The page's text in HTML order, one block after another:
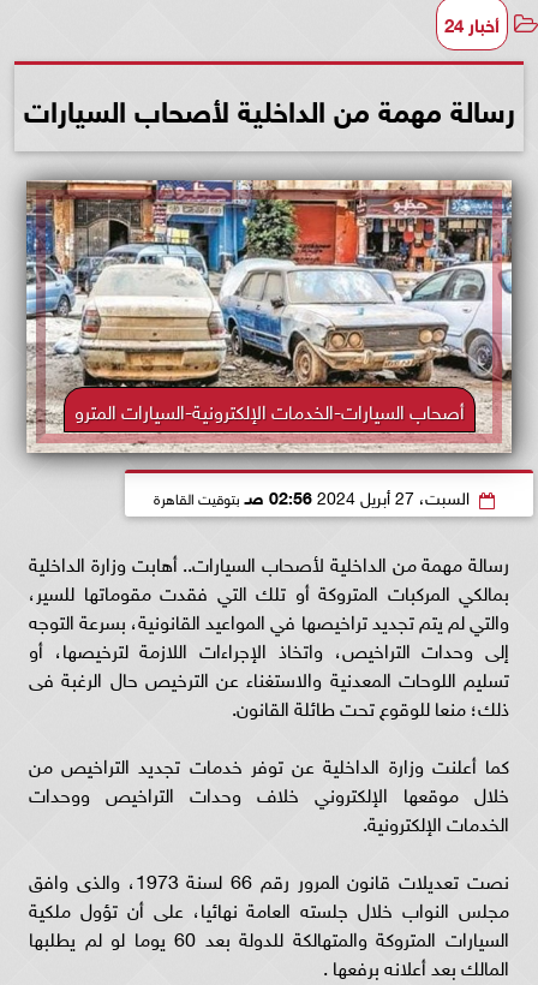
أخبار 24
رسالة مهمة من الداخلية لأصحاب السيارات
أصحاب السيارات-الخدمات الإلكترونية-السيارات المترو
السبت، 27 أبريل 2024 02:56 صـ بتوقيت القاهرة
رسالة مهمة من الداخلية لأصحاب السيارات.. أهابت وزارة الداخلية
بمالكي المركبات المتروكة أو تلك التي فقدت مقوماتها للسير،
والتي لم يتم تجديد تراخيصها في المواعيد القانونية، بسرعة التوجه
إلى وحدات التراخيص، واتخاذ الإجراءات اللازمة لترخيصها، أو
تسليم اللوحات المعدنية والاستغناء عن الترخيص حال الرغبة فى
ذلك؛ منعا للوقوع تحت طائلة القانون.
كما أعلنت وزارة الداخلية عن توفر خدمات تجديد التراخيص من
خلال موقعها الإلكتروني خلاف وحدات التراخيص ووحدات
الخدمات الإلكترونية.
نصت تعديلات قانون المرور رقم 66 لسنة 1973، والذى وافق
مجلس النواب خلال جلسته العامة نهائيا، على أن تؤول ملكية
السيارات المتروكة والمتهالكة للدولة بعد 60 يوما لو لم يطلبها
المالك بعد أعلانه برفعها .